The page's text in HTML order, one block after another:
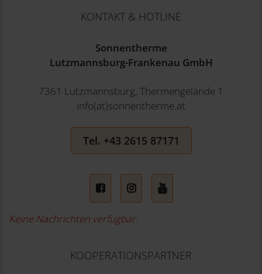
KONTAKT & HOTLINE
Sonnentherme
Lutzmannsburg-Frankenau GmbH
7361 Lutzmannsburg, Thermengelände 1
info(at)sonnentherme.at
Tel. +43 2615 87171
FacebookInstagramYouTube
Keine Nachrichten verfügbar.
KOOPERATIONSPARTNER